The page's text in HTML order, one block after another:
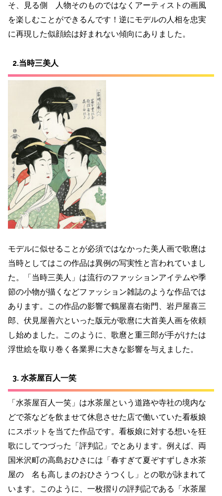
そ、見る側 人物そのものではなくアーティストの画風
を楽しむことができるんです！逆にモデルの人相を忠実
に再現した似顔絵は好まれない傾向にありました。
2.当時三美人
モデルに似せることが必須ではなかった美人画で歌麿は
当時としてはこの作品は異例の写実性と言われていまし
た。「当時三美人」は流行のファッションアイテムや季
節の小物が描くなどファッション雑誌のような作品では
あります。 この作品の影響で鶴屋喜右衛門、岩戸屋喜三
郎、伏見屋善六といった版元が歌麿に大首美人画を依頼
し始めました。このように、歌麿と重三郎が手がけたは
浮世絵を取り巻く各業界に大きな影響を与えました。
3. 水茶屋百人一笑
「水茶屋百人一笑」は水茶屋という道路や寺社の境内な
どで茶などを飲ませて休息させた店で働いていた看板娘
にスポットを当てた作品です。看板娘に対する想いを狂
歌にしてつづった「評判記」でとあります。例えば、両
国米沢町の高島おひさには「春すぎて夏ぞすずしき水茶
屋の 名も高しまのおひさうつくし」との歌が詠まれて
います。このように、一枚摺りの評判記である「水茶屋